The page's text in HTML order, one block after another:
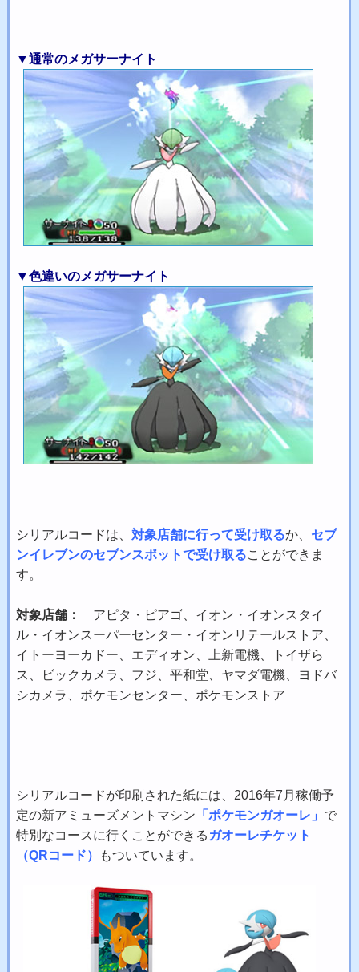
▼通常のメガサーナイト
▼色違いのメガサーナイト
シリアルコードは、対象店舗に行って受け取るか、 セブ
ンイレブンのセブンスポットで受け取ることができま
す。
対象店舗：
アピタ・ピアゴ、イオン・イオンスタイ
ル・イオンスーパーセンター・イオンリテールストア、
イトーヨーカドー、エディオン、上新電機、トイザら
ス、ビックカメラ、フジ、平和堂、ヤマダ電機、ヨドバ
シカメラ、ポケモンセンター、ポケモンストア
シリアルコードが印刷された紙には、2016年7月稼働予
定の新アミューズメントマシン 「ポケモンガオーレ」 で
特別なコースに行くことができる ガオーレチケット
（QRコード）
もついています。